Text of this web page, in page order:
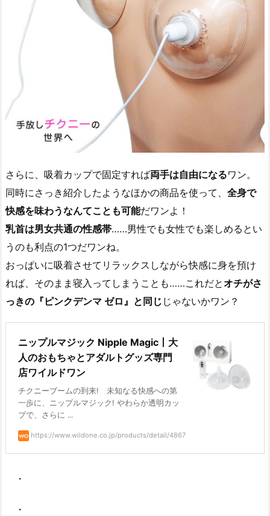
さらに、吸着カップで固定すれば両手は自由になるワン。
同時にさっき紹介したようなほかの商品を使って、 全身で
快感を味わうなんてことも可能だワンよ！
乳首は男女共通の性感帯……男性でも女性でも楽しめるとい
うのも利点の1つだワンね。
おっぱいに吸着させてリラックスしながら快感に身を預け
れば、そのまま寝入ってしまうことも……これだと オチがさ
っきの『ピンクデンマ ゼロ』と同じ じゃないかワン？
ニップルマジック Nipple Magic丨大
人のおもちゃとアダルトグッズ専門
店ワイルドワン
チクニーブームの到来! 未知なる快感への第
一歩に、ニップルマジック! やわらか透明カッ
プで、さらに ...
https://www.wildone.co.jp/products/detail/4867
・
・